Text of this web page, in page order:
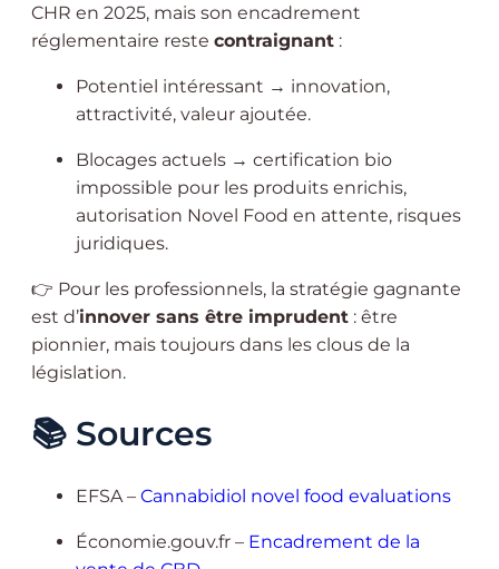
CHR en 2025, mais son encadrement
réglementaire reste contraignant :
Potentiel intéressant → innovation,
attractivité, valeur ajoutée.
Blocages actuels → certification bio
impossible pour les produits enrichis,
autorisation Novel Food en attente, risques
juridiques.
👉 Pour les professionnels, la stratégie gagnante
est d’innover sans être imprudent : être
pionnier, mais toujours dans les clous de la
législation.
📚 Sources
EFSA – Cannabidiol novel food evaluations
Économie.gouv.fr – Encadrement de la